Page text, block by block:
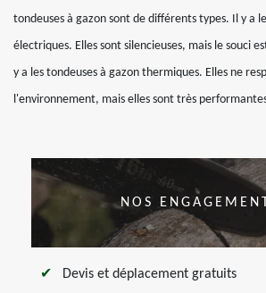
tondeuses à gazon sont de différents types. Il y a
électriques. Elles sont silencieuses, mais le souci
y a les tondeuses à gazon thermiques. Elles ne
l'environnement, mais elles sont très
NOS
Devis et déplacement gratuits